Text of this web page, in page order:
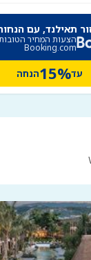
תאילנד, עם
הצעות המחיר
Booking.com
עד15%הנחה